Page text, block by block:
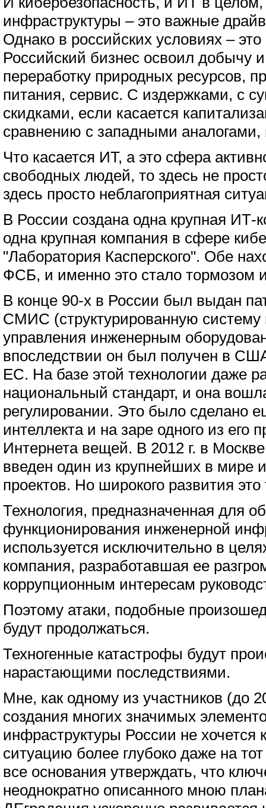
инфраструктуры – это важные
Однако в российских условиях – это
Российский бизнес освоил добычу
переработку природных ресурсов,
питания, сервис. С издержками, с
скидками, если касается
сравнению с западными аналогами,
Что касается ИТ, а это сфера
свободных людей, то здесь не
здесь просто неблагоприятная
В России создана одна крупная ИТ-
одна крупная компания в сфере
"Лаборатория Касперского". Обе
ФСБ, и именно это стало тормозом
В конце 90-х в России был выдан
СМИС (структурированную систему
управления инженерным
впоследствии он был получен в
ЕС. На базе этой технологии даже
национальный стандарт, и она
регулировании. Это было сделано
интеллекта и на заре одного из его
Интернета вещей. В 2012 г. в
введен один из крупнейших в мире
проектов. Но широкого развития
Технология, предназначенная для
функционирования инженерной
используется исключительно в
компания, разработавшая ее
коррупционным интересам
Поэтому атаки, подобные
будут продолжаться.
Техногенные катастрофы будут
нарастающими последствиями.
Мне, как одному из участников (до
создания многих значимых
инфраструктуры России не хочется
ситуацию более глубоко даже на
все основания утверждать, что
неоднократно описанного мною